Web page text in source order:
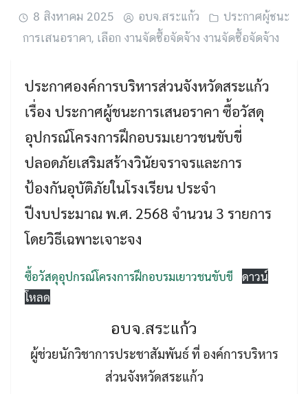
for:
8 สิงหาคม 2025 อบจ.สระแก้ว
ประกาศผู้ชนะ
การเสนอราคา, เลือก งานจัดซื้อจัดจ้าง งานจัดซื้อจัดจ้าง
ประกาศองค์การบริหารส่วนจังหวัดสระแก้ว
เรื่อง ประกาศผู้ชนะการเสนอราคา ซื้อวัสดุ
อุปกรณ์โครงการฝึกอบรมเยาวชนขับขี่
ปลอดภัยเสริมสร้างวินัยจราจรและการ
ป้องกันอุบัติภัยในโรงเรียน ประจำ
ปีงบประมาณ พ.ศ. 2568 จำนวน 3 รายการ
โดยวิธีเฉพาะเจาะจง
ซื้อวัสดุอุปกรณ์โครงการฝึกอบรมเยาวชนขับขี
ดาวน์
โหลด
อบจ.สระแก้ว
ผู้ช่วยนักวิชาการประชาสัมพันธ์ ที่ องค์การบริหาร
ส่วนจังหวัดสระแก้ว